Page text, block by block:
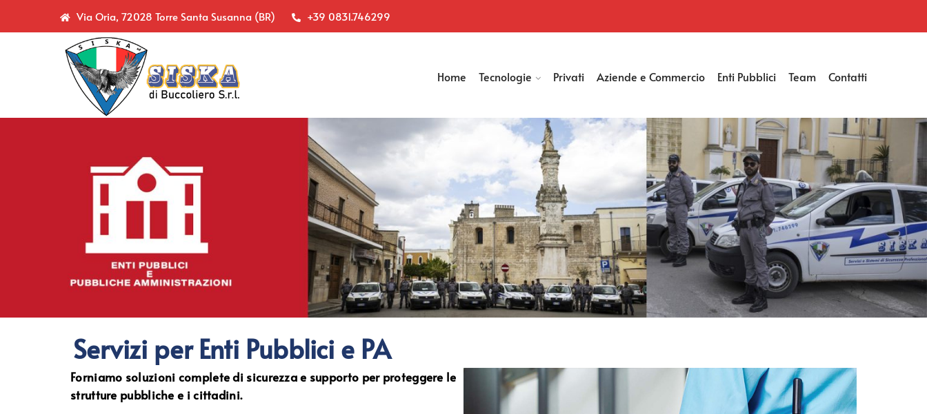
Via Oria, 72028 Torre Santa Susanna (BR) +39 0831.746299
Home Tecnologie Privati Aziende e Commercio Enti Pubblici Team Contatti
Servizi per Enti Pubblici e PA
Forniamo soluzioni complete di sicurezza e supporto per proteggere le
strutture pubbliche e i cittadini.